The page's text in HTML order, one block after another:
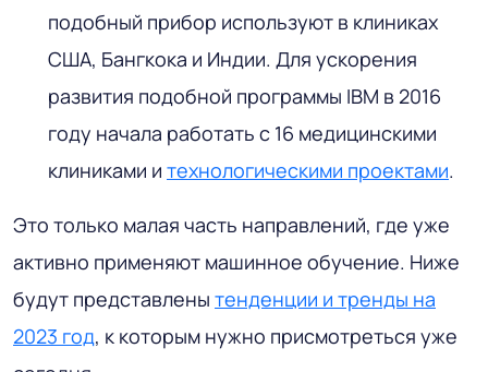
подобный прибор используют в клиниках
США, Бангкока и Индии. Для ускорения
развития подобной программы IBM в 2016
году начала работать с 16 медицинскими
клиниками и технологическими проектами.
Это только малая часть направлений, где уже
активно применяют машинное обучение. Ниже
будут представлены тенденции и тренды на
2023 год, к которым нужно присмотреться уже